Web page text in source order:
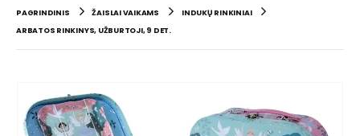
PAGRINDINIS ŽAISLAI VAIKAMS
INDUKŲ RINKINIAI
ARBATOS RINKINYS, UŽBURTOJI, 9 DET.